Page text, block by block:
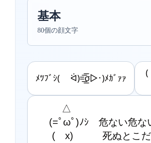
基本
80個の顔文字
ﾒﾂﾌﾞｼ( ᐛ)=͟͟͞͞σ▷･)ﾒｶﾞｧｧ
△
(=ﾟωﾟ)ﾉｼ　危ない危な
(　x)　　　死ぬとこ